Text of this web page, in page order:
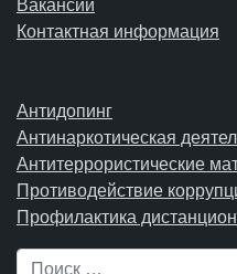
Вакансии
Контактная информация
Антидопинг
Антинаркотическая
Антитеррористические
Противодействие
Профилактика
Поиск